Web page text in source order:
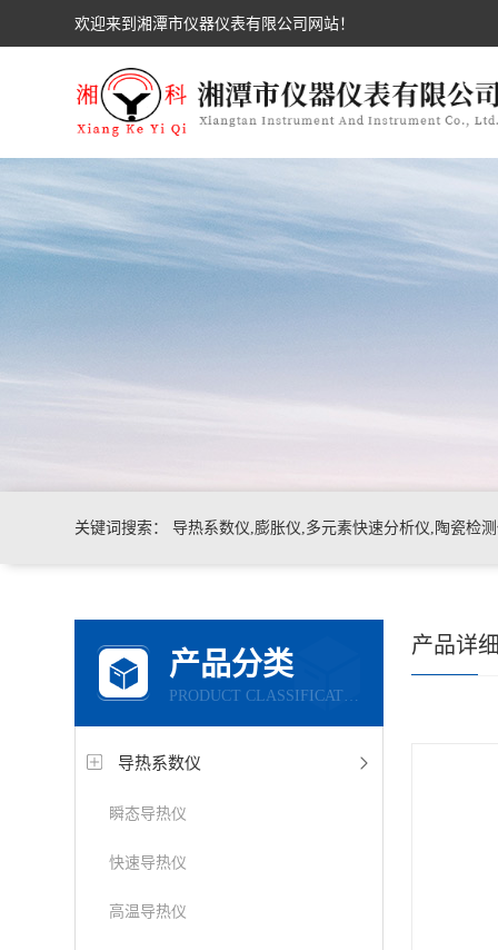
欢迎来到湘潭市仪器仪表有限公司网站！
关键词搜索： 导热系数仪,膨胀仪,多元素快速分析仪,陶瓷检测仪,玻璃耐火材料检测仪，石墨炭
产品分类
PRODUCT CLASSIFICATION
导热系数仪
瞬态导热仪
快速导热仪
高温导热仪
产品详